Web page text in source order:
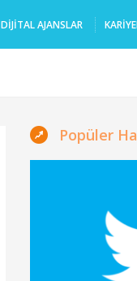
DIJITAL AJANSLAR
Popüler